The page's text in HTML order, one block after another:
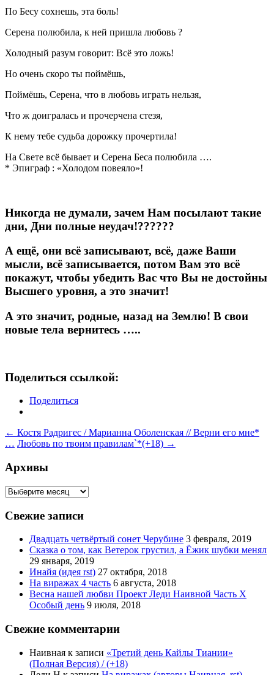
Пo Бесу сохнешь, эта боль!
Серена полюбила, к ней пришла любовь ?
Холодный разум говорит: Всё это ложь!
Но очень скоро ты поймёшь,
Поймёшь, Серена, что в любовь играть нельзя,
Что ж доигралась и прочерчена стезя,
К нему тебе судьба дорожку прочертила!
На Свете всё бывает и Серена Беса полюбила ….
* Эпиграф : «Холодом повеяло»!
Никогда не думали, зачем Нам посылают такиe
дни, Дни полные неудач!??????
А ещё, они всё записывают, всё, даже Ваши
мысли, всё записывается, потом Вам это всё
покажут, чтобы убедить Вас что Вы не достойны
Высшего уровня, а это значит!
А это значит, родные, назад на Землю! В свои
новые тела вернитесь …..
Поделиться ссылкой:
Поделиться
Навигация
по
записям
← Костя Радригес / Марианна Оболенская // Верни его мне*
… Любовь по твоим правилам`*(+18) →
Архивы
Архивы
Свежие записи
Двадцать четвёртый сонет Черубине 3 февраля, 2019
Сказка о том, как Ветерок грустил, а Ёжик шубки менял
29 января, 2019
Инайя (идея rst) 27 октября, 2018
На виражах 4 часть 6 августа, 2018
Весна нашей любви Проект Леди Наивной Часть Х
Особый день 9 июля, 2018
Свежие комментарии
Наивная к записи «Третий день Кайлы Тиании»
(Полная Версия) / (+18)